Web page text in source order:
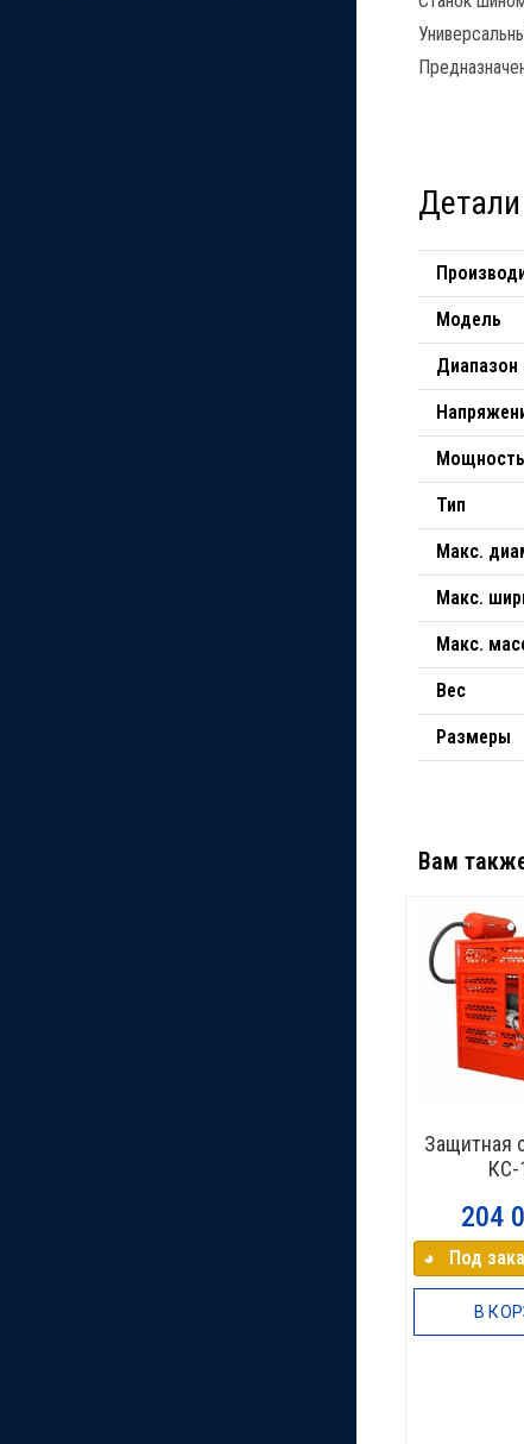
Детали
Модель
Диапазон
Мощность
Тип
Макс.
Макс.
Макс.
Вес
Размеры
Вам
Защитная
КС-
204
◕⠀Под
В